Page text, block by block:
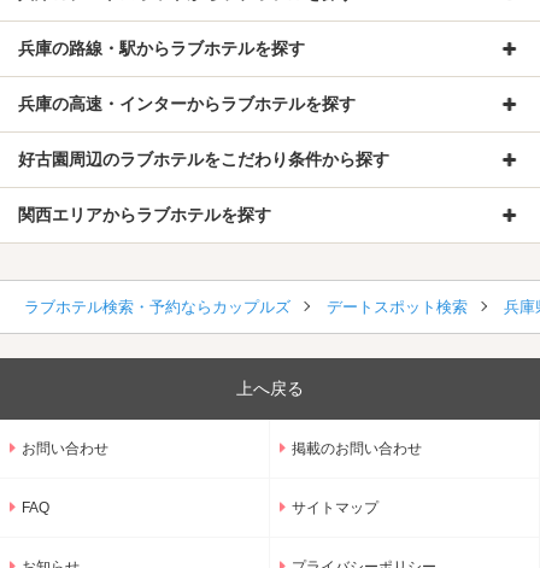
兵庫の路線・駅からラブホテルを探す
兵庫の高速・インターからラブホテルを探す
好古園周辺のラブホテルをこだわり条件から探す
関西エリアからラブホテルを探す
ラブホテル検索・予約ならカップルズ デートスポット検索 兵庫
上へ戻る
お問い合わせ 掲載のお問い合わせ
FAQ サイトマップ